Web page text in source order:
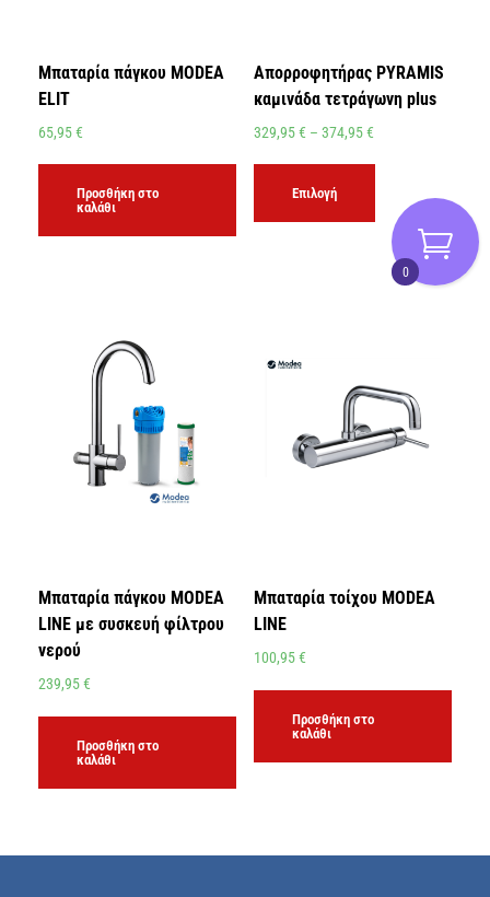
Μπαταρία πάγκου MODEA
ELIT
65,95€
Προσθήκη στο
καλάθι
Απορροφητήρας PYRAMIS
καμινάδα τετράγωνη plus
329,95€ – 374,95€
Επιλογή
Μπαταρία πάγκου MODEA
LINE με συσκευή φίλτρου
νερού
239,95€
Προσθήκη στο
καλάθι
Μπαταρία τοίχου MODEA
LINE
100,95€
Προσθήκη στο
καλάθι
0